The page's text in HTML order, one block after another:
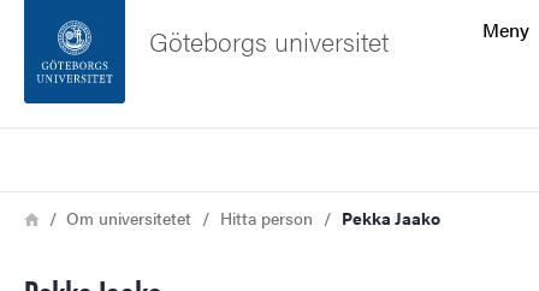
Sidfoten
Meny
Göteborgs universitet
Länkstig
HemOm universitetet Hitta person Pekka Jaako